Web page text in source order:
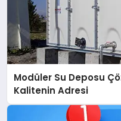
Modüler Su Deposu
Kalitenin Adresi